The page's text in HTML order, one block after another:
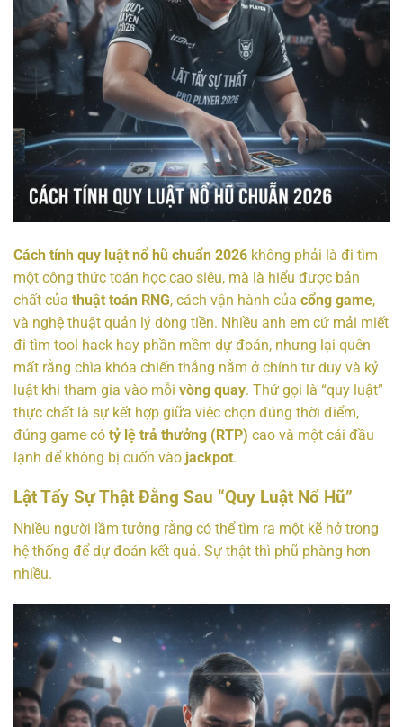
Cách tính quy luật nổ hũ chuẩn 2026 không phải là đi tìm
một công thức toán học cao siêu, mà là hiểu được bản
chất của thuật toán RNG, cách vận hành của cổng game,
và nghệ thuật quản lý dòng tiền. Nhiều anh em cứ mải miết
đi tìm tool hack hay phần mềm dự đoán, nhưng lại quên
mất rằng chìa khóa chiến thắng nằm ở chính tư duy và kỷ
luật khi tham gia vào mỗi vòng quay. Thứ gọi là “quy luật”
thực chất là sự kết hợp giữa việc chọn đúng thời điểm,
đúng game có tỷ lệ trả thưởng (RTP) cao và một cái đầu
lạnh để không bị cuốn vào jackpot.
Lật Tẩy Sự Thật Đằng Sau “Quy Luật Nổ Hũ”
Nhiều người lầm tưởng rằng có thể tìm ra một kẽ hở trong
hệ thống để dự đoán kết quả. Sự thật thì phũ phàng hơn
nhiều.